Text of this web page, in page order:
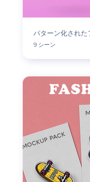
パターン化され
9 シーン